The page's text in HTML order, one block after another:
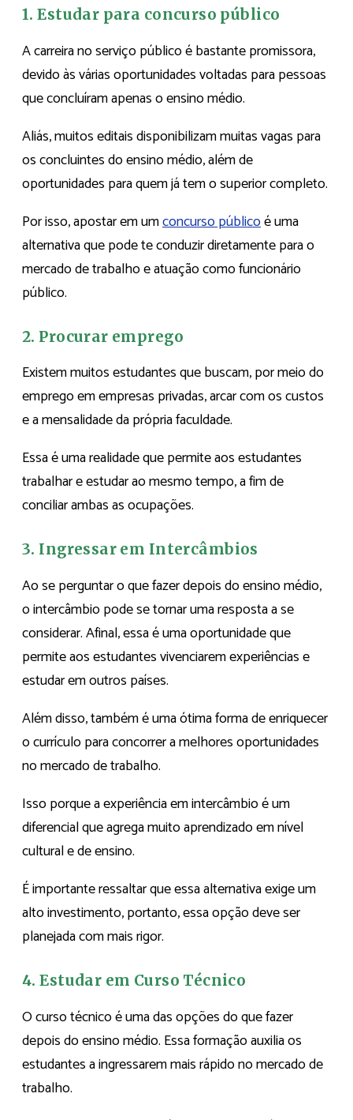
1. Estudar para concurso público
A carreira no serviço público é bastante promissora,
devido às várias oportunidades voltadas para pessoas
que concluíram apenas o ensino médio.
Aliás, muitos editais disponibilizam muitas vagas para
os concluintes do ensino médio, além de
oportunidades para quem já tem o superior completo.
Por isso, apostar em umconcurso públicoé uma
alternativa que pode te conduzir diretamente para o
mercado de trabalho e atuação como funcionário
público.
2. Procurar emprego
Existem muitos estudantes que buscam, por meio do
emprego em empresas privadas, arcar com os custos
e a mensalidade da própria faculdade.
Essa é uma realidade que permite aos estudantes
trabalhar e estudar ao mesmo tempo, a fim de
conciliar ambas as ocupações.
3. Ingressar em Intercâmbios
Ao se perguntar o que fazer depois do ensino médio,
o intercâmbio pode se tornar uma resposta a se
considerar. Afinal, essa é uma oportunidade que
permite aos estudantes vivenciarem experiências e
estudar em outros países.
Além disso, também é uma ótima forma de enriquecer
o currículo para concorrer a melhores oportunidades
no mercado de trabalho.
Isso porque a experiência em intercâmbio é um
diferencial que agrega muito aprendizado em nível
cultural e de ensino.
É importante ressaltar que essa alternativa exige um
alto investimento, portanto, essa opção deve ser
planejada com mais rigor.
4. Estudar em Curso Técnico
O curso técnico é uma das opções do que fazer
depois do ensino médio. Essa formação auxilia os
estudantes a ingressarem mais rápido no mercado de
trabalho.